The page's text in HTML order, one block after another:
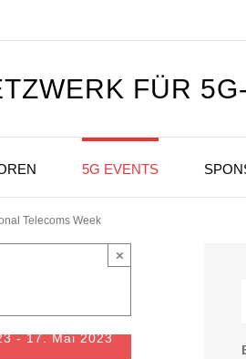
FÜR
5G EVENTS
Telecoms Week
×
-17. Mai 2023